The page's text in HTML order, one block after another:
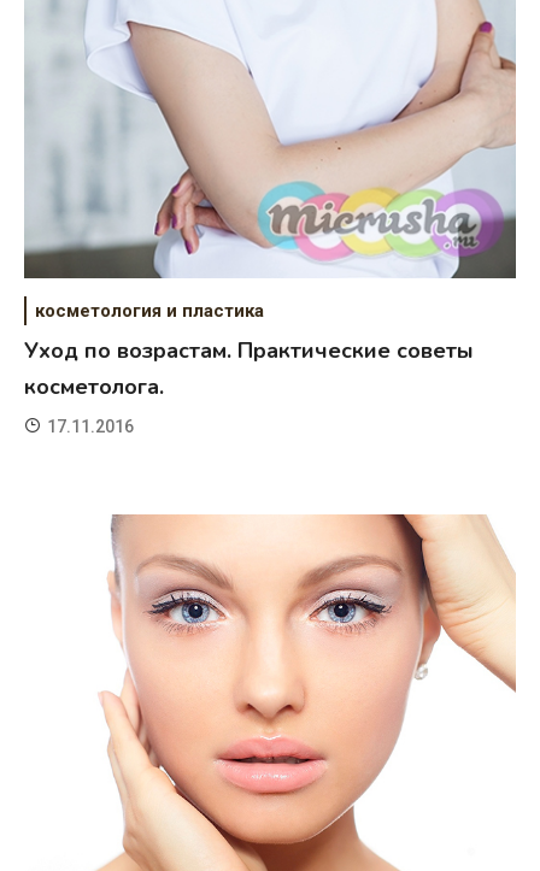
косметология и пластика
Уход по возрастам. Практические советы
косметолога.
17.11.2016